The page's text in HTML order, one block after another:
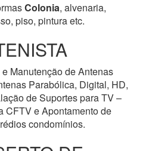
Colonia, alvenaria,
piso, pintura etc.
Manutenção de Antenas
Parabólica, Digital, HD,
de Suportes para TV –
CFTV e Apontamento de
condomínios.